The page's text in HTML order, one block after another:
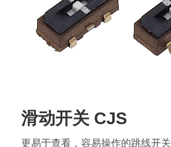
滑动开关 CJS
更易于查看，容易操作的跳线开关